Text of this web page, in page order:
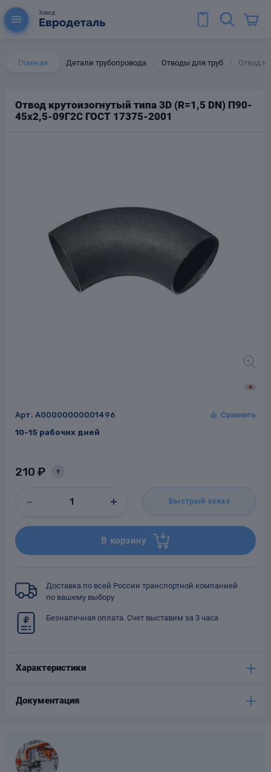
Главная Детали трубопровода Отводы для труб Отвод
Отвод крутоизогнутый типа 3D (R=1,5 DN) П90-
45х2,5-09Г2С ГОСТ 17375-2001
Арт. A00000000001496
10-15 рабочих дней
210 ₽ ?
Быстрый заказ
В корзину
Доставка по всей России транспортной компанией
по вашему выбору
Безналичная оплата. Счет выставим за 3 часа
Характеристики
Документация
для труб
стальные
Фильтры для
трубопроводов